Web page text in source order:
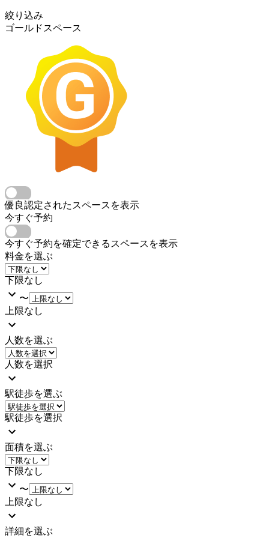
絞り込み
ゴールドスペース
優良認定されたスペースを表示
今すぐ予約
今すぐ予約を確定できるスペースを表示
料金を選ぶ
下限なし
〜
上限なし
人数を選ぶ
人数を選択
駅徒歩を選ぶ
駅徒歩を選択
面積を選ぶ
下限なし
〜
上限なし
詳細を選ぶ